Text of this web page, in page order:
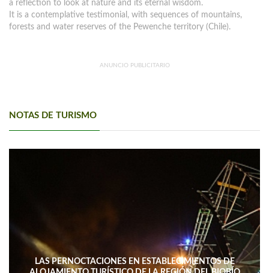
a reflection to look at nature and its eternal wisdom.
It is a contemplative testimonial, with sequences of mountains,
forests and water reserves of the Pewenche territory (Chile).
ANUNCIO PUBLICITARIO
NOTAS DE TURISMO
LAS PERNOCTACIONES EN ESTABLECIMIENTOS DE